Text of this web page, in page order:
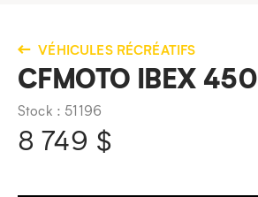
418 659-6431
VÉHICULES RÉCRÉATIFS
CFMOTO IBEX 450
Stock : 51196
8 749 $